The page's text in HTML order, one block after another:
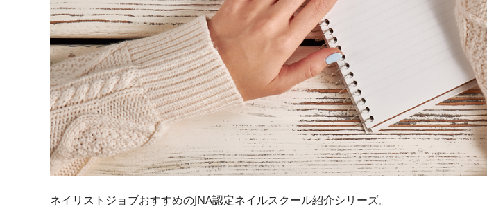
ネイリストジョブおすすめのJNA認定ネイルスクール紹介シリーズ。